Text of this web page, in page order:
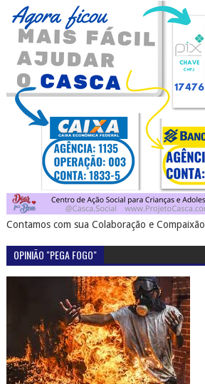
Contamos com sua Colaboração e Compaixão
OPINIÃO "PEGA FOGO"